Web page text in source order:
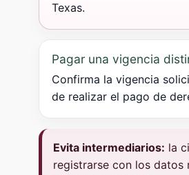
Texas.
Pagar una vigencia
Confirma la vigencia
de realizar el pago de
Evita intermediarios: la
registrarse con los datos